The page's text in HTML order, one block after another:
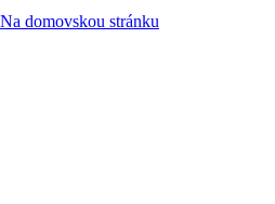
Na domovskou stránku